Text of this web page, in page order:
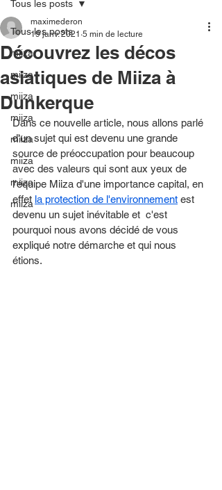
Tous les posts
miiza
miiza
miiza
miiza
miiza
miiza
miiza
miiza
Tous les posts
Découvrez les décos
asiatiques de Miiza à
Dunkerque
maximederon
19 janv. 2021 5 min de lecture
Dans ce nouvelle article, nous allons parlé
d'un sujet qui est devenu une grande
source de préoccupation pour beaucoup
avec des valeurs qui sont aux yeux de
l'équipe Miiza d'une importance capital, en
effet la protection de l'environnement est
devenu un sujet inévitable et  c'est
pourquoi nous avons décidé de vous
expliqué notre démarche et qui nous
étions.